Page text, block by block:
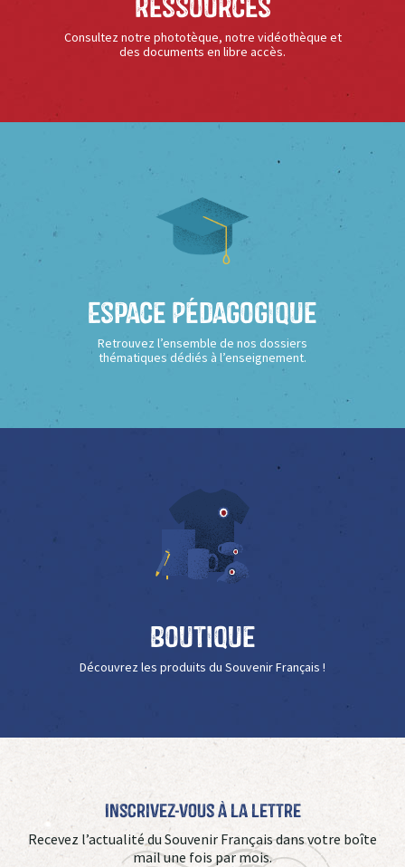
Consultez notre phototèque, notre vidéothèque et
des documents en libre accès.
Espace Pédagogique
Retrouvez l’ensemble de nos dossiers
thématiques dédiés à l’enseignement.
Boutique
Découvrez les produits du Souvenir Français !
Inscrivez-vous à La Lettre
Recevez l’actualité du Souvenir Français dans votre boîte
mail une fois par mois.